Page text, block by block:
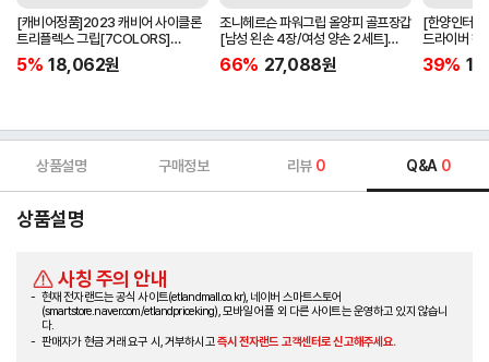
[캐비어정품]2023 캐비어 사이클론
트리플렉스 그립[7COLORS]
[라운드][39g/42g/46g/50g]
[R/S 토크]
5% 18,062원
조니헤르슨 파워그립 올양피 골프장갑
[남성 왼손 4장/여성 양손 2세트]
[화이트][케이스포함]
66% 27,088원
[한양인터
드라이버 헤
[HD-302]
39%
상품설명 구매정보 리뷰 0 Q&A 0
상품설명
사칭 주의 안내
현재 전자랜드는 공식 사이트(etlandmall.co.kr), 네이버 스마트스토어
(smartstore.naver.com/etlandpriceking), 모바일 어플 외 다른 사이트는 운영하고 있지 않습니
다.
판매자가 현금 거래 요구 시, 거부하시고즉시 전자랜드 고객센터로 신고해주세요.